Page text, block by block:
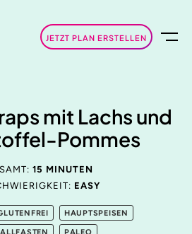
JETZT PLAN ERSTELLEN
mit Lachs und
Pommes
15 MINUTEN
EASY
HAUPTSPEISEN